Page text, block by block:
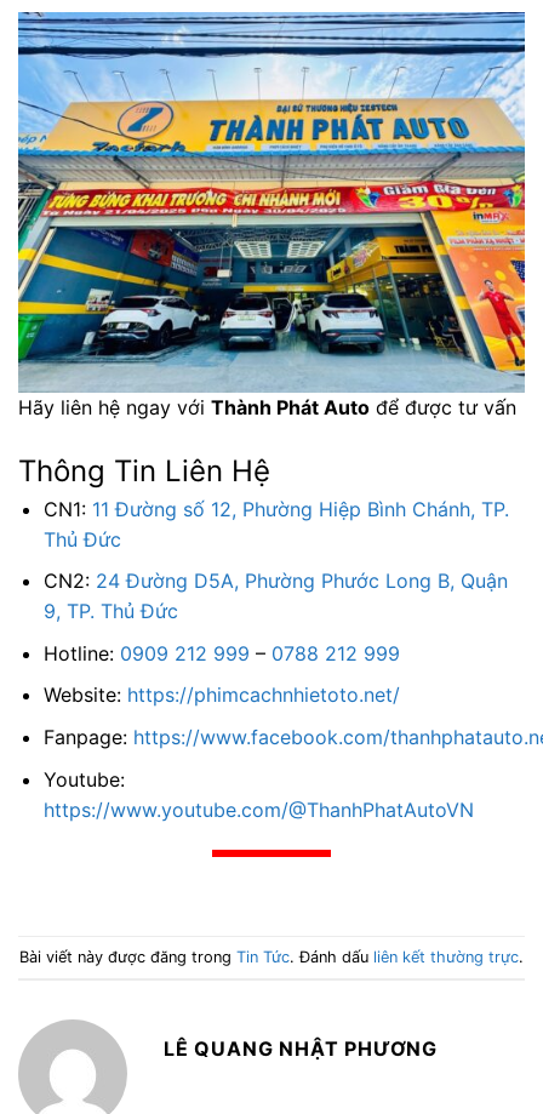
Hãy liên hệ ngay với Thành Phát Auto để được tư vấn
Thông Tin Liên Hệ
CN1: 11 Đường số 12, Phường Hiệp Bình Chánh, TP.
Thủ Đức
CN2: 24 Đường D5A, Phường Phước Long B, Quận
9, TP. Thủ Đức
Hotline: 0909 212 999 – 0788 212 999
Website: https://phimcachnhietoto.net/
Fanpage: https://www.facebook.com/
Youtube:
https://www.youtube.com/@ThanhPhatAutoVN
Bài viết này được đăng trong Tin Tức. Đánh dấu liên kết thường trực.
LÊ QUANG NHẬT PHƯƠNG